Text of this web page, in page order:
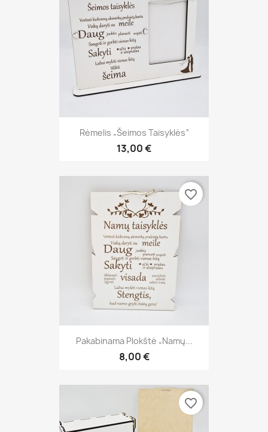
Rėmelis „Šeimos Taisyklės“
13,00 €
Pakabinama Plokštė „Namų...
8,00 €
favorite_border
favorite_border